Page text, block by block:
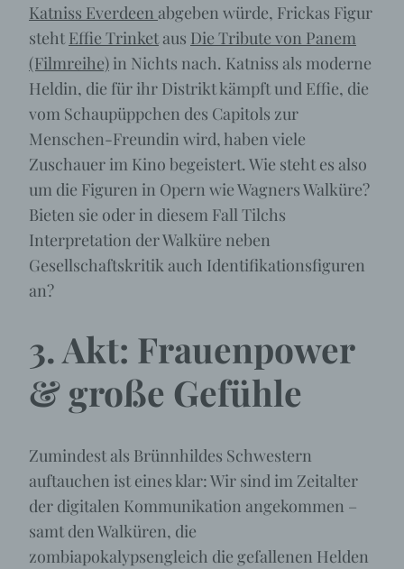
Katniss Everdeen abgeben würde, Frickas Figur
stehtEffie Trinketaus Die Tribute von Panem
(Filmreihe) in Nichts nach. Katniss als moderne
Heldin, die für ihr Distrikt kämpft und Effie, die
vom Schaupüppchen des Capitols zur
Menschen-Freundin wird, haben viele
Zuschauer im Kino begeistert. Wie steht es also
um die Figuren in Opern wie Wagners Walküre?
Bieten sie oder in diesem Fall Tilchs
Interpretation der Walküre neben
Gesellschaftskritik auch Identifikationsfiguren
an?
3. Akt: Frauenpower
& große Gefühle
Zumindest als Brünnhildes Schwestern
auftauchen ist eines klar: Wir sind im Zeitalter
der digitalen Kommunikation angekommen –
samt den Walküren, die
zombiapokalypsengleich die gefallenen Helden